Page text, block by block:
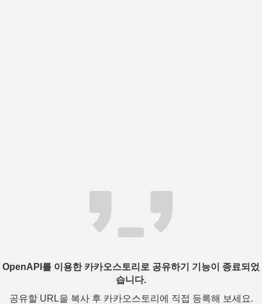
OpenAPI를 이용한 카카오스토리로 공유하기 기능이 종료되었
습니다.
공유할 URL을 복사 후 카카오스토리에 직접 등록해 보세요.